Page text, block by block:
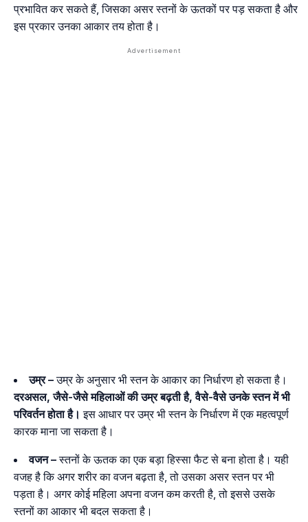
प्रभावित कर सकते हैं, जिसका असर स्तनों के ऊतकों पर पड़ सकता है और
इस प्रकार उनका आकार तय होता है।
उम्र –उम्र के अनुसार भी स्तन के आकार का निर्धारण हो सकता है।
दरअसल, जैसे-जैसे महिलाओं की उम्र बढ़ती है, वैसे-वैसे उनके स्तन में भी
परिवर्तन होता है। इस आधार पर उम्र भी स्तन के निर्धारण में एक महत्वपूर्ण
कारक माना जा सकता है।
वजन –स्तनों के ऊतक का एक बड़ा हिस्सा फैट से बना होता है। यही
वजह है कि अगर शरीर का वजन बढ़ता है, तो उसका असर स्तन पर भी
पड़ता है। अगर कोई महिला अपना वजन कम करती है, तो इससे उसके
स्तनों का आकार भी बदल सकता है।